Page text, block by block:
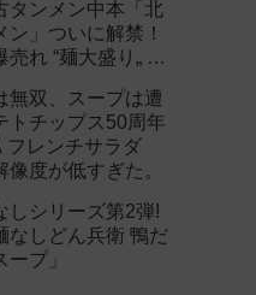
タンメン中本「北
ン」ついに解禁！
売れ “麺大盛り„ シ
！
無双、スープは遭
トチップス50周年
フレンチサラダ
像度が低すぎた。
しシリーズ第2弾!
なしどん兵衛 鴨だ
ープ」